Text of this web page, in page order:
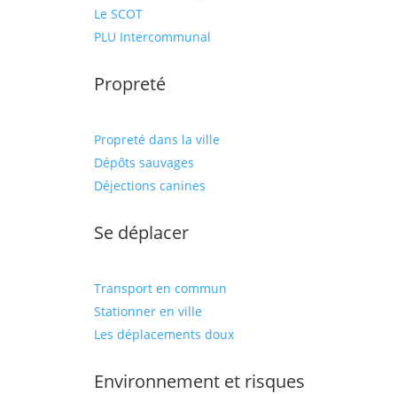
Le SCOT
PLU Intercommunal
Propreté
Propreté dans la ville
Dépôts sauvages
Déjections canines
Se déplacer
Transport en commun
Stationner en ville
Les déplacements doux
Environnement et risques